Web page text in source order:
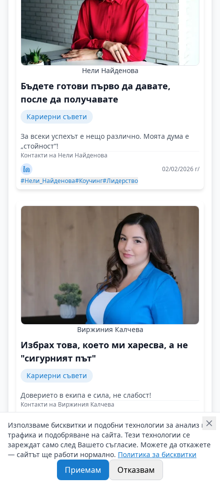
Нели Найденова
Бъдете готови първо да давате,
после да получавате
Кариерни съвети
За всеки успехът е нещо различно. Моята дума е
„стойност“!
Контакти на Нели Найденова
02/02/2026 г/
#Нели_Найденова#Коучинг#Лидерство
Виржиния Калчева
Избрах това, което ми харесва, а не
"сигурният път"
Кариерни съвети
Доверието в екипа е сила, не слабост!
Контакти на Виржиния Калчева
#Виржиния_Калчева#Хотели#Събития
Използваме бисквитки и подобни технологии за анализ на
трафика и подобряване на сайта. Тези технологии се
зареждат само след Вашето съгласие. Можете да откажете
— сайтът ще работи нормално. Политика за бисквитки
Приемам Отказвам